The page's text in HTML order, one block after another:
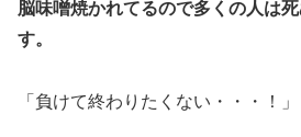
脳味噌焼かれてるので多くの人は
す。
「負けて終わりたくない・・・！」